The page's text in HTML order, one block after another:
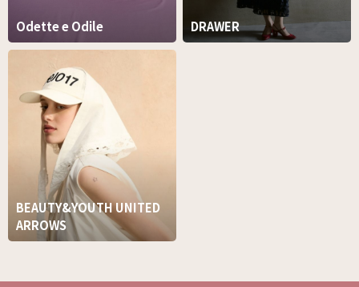
Odette e Odile DRAWER
BEAUTY&YOUTH UNITED
ARROWS